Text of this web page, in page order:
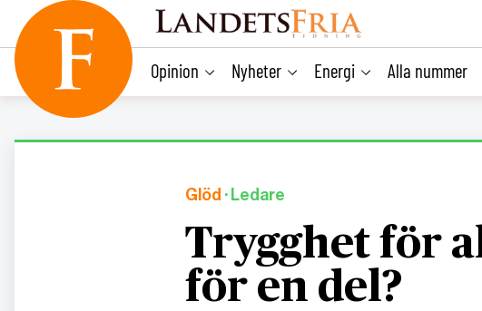
content
Opinion Nyheter Energi Alla nummer
Glöd · Ledare
Trygghet för
för en del?